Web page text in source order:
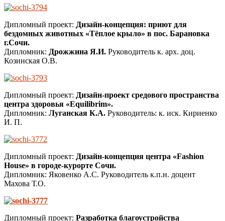
Дипломный проект: Дизайн-концепция: приют для
бездомных животных «Тёплое крыло» в пос. Барановка
г.Сочи.
Дипломник: Дрожжина Я.И. Руководитель к. арх. доц.
Козинская О.В.
Дипломный проект: Дизайн-проект средового пространства
центра здоровья «Equilibrim».
Дипломник: Луганская К.А. Руководитель: к. иск. Кириенко
И. П.
Дипломный проект: Дизайн-концепция центра «Fashion
House» в городе-курорте Сочи.
Дипломник: Яковенко А.С. Руководитель к.п.н. доцент
Махова Т.О.
Дипломный проект: Разработка благоустройства